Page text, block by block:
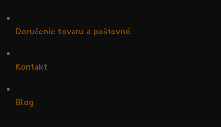
•
Doručenie tovaru a poštovné
•
Kontakt
•
Blog